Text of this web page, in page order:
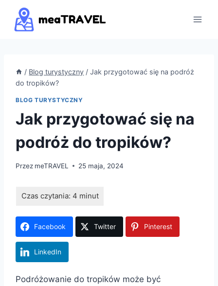
Przejdź
treści
/ Blog turystyczny / Jak przygotować się na podróż
do tropików?
BLOG TURYSTYCZNY
Jak przygotować się na
podróż do tropików?
Przez meTRAVEL 25 maja, 2024
Facebook Twitter Pinterest
LinkedIn
Podróżowanie do tropików może być